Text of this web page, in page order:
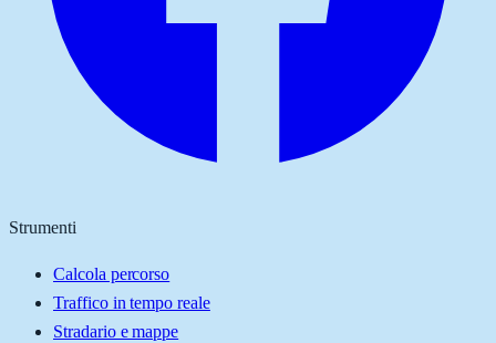
Strumenti
Calcola percorso
Traffico in tempo reale
Stradario e mappe